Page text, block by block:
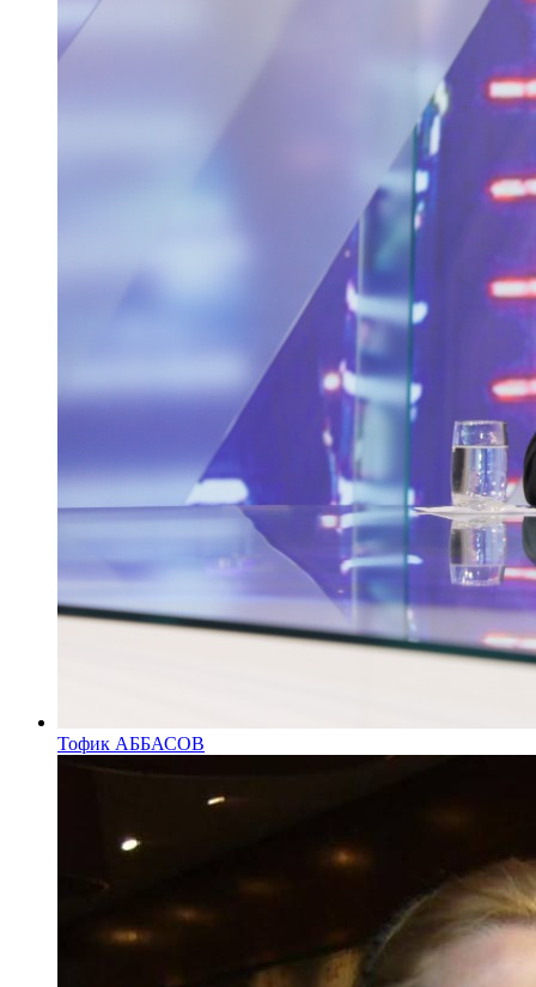
Тофик АББАСОВ